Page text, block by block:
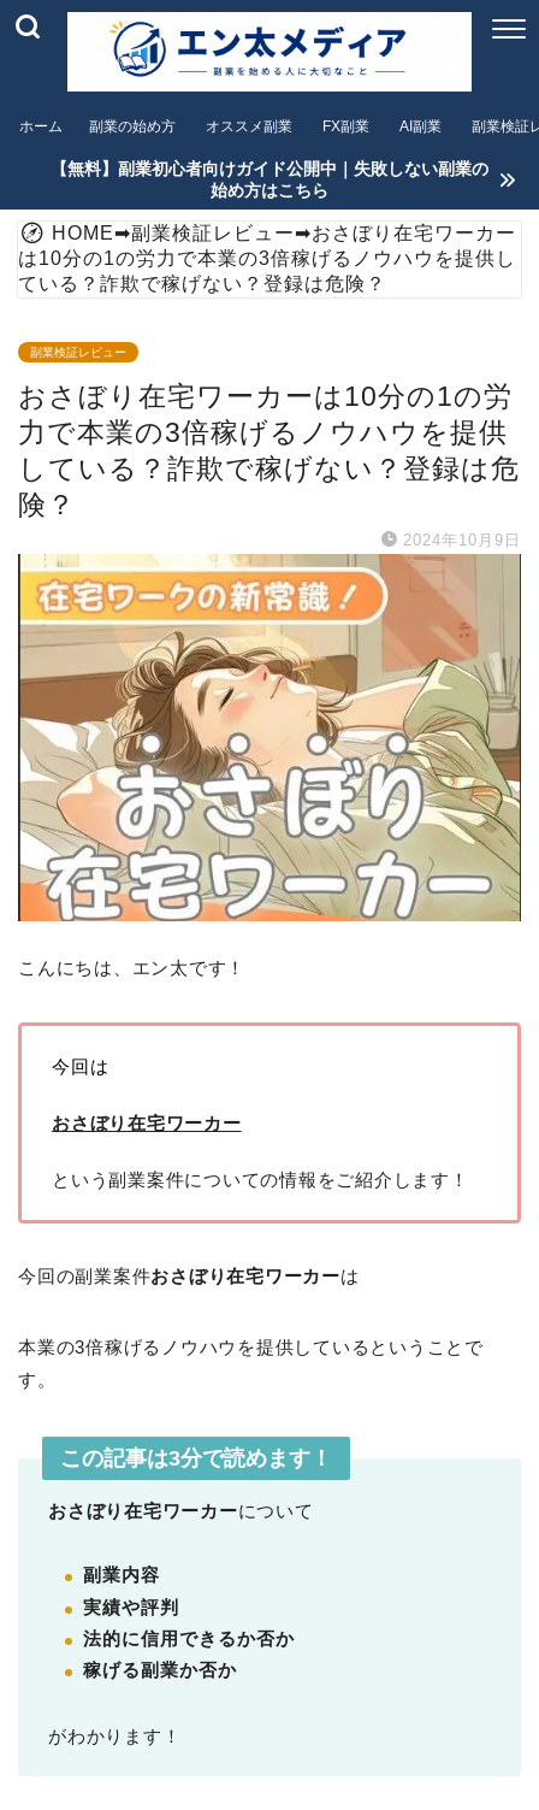
ホーム 副業の始め方 オススメ副業 FX副業 AI副業 副業検証
【無料】副業初心者向けガイド公開中｜失敗しない副業の
始め方はこちら
HOME➡副業検証レビュー➡おさぼり在宅ワーカー
は10分の1の労力で本業の3倍稼げるノウハウを提供し
ている？詐欺で稼げない？登録は危険？
副業検証レビュー
おさぼり在宅ワーカーは10分の1の労
力で本業の3倍稼げるノウハウを提供
している？詐欺で稼げない？登録は危
険？
2024年10月9日
こんにちは、エン太です！
今回は
おさぼり在宅ワーカー
という副業案件についての情報をご紹介します！
今回の副業案件おさぼり在宅ワーカーは
本業の3倍稼げるノウハウを提供しているということで
す。
この記事は3分で読めます！
おさぼり在宅ワーカーについて
副業内容
実績や評判
法的に信用できるか否か
稼げる副業か否か
がわかります！